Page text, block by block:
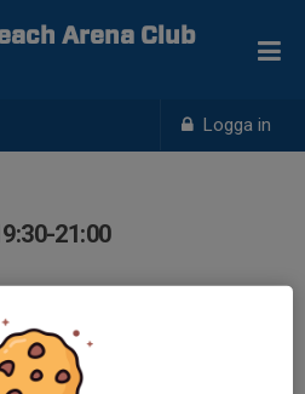
Logga in
Arena Club
21:00